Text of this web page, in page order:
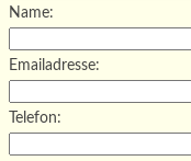
Name:
Emailadresse:
Telefon: